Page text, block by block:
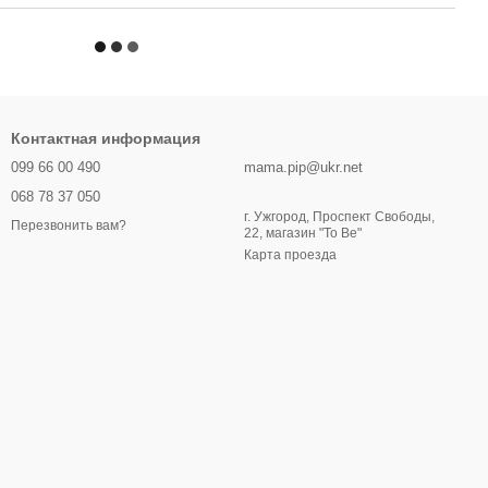
Контактная информация
099 66 00 490
068 78 37 050
Перезвонить вам?
mama.pip@ukr.net
г. Ужгород, Проспект Свободы,
22, магазин "To Be"
Карта проезда